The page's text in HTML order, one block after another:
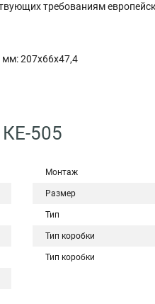
требованиям
207х66х47,4
КЕ-505
Монтаж
Размер
Тип
Тип коробки
Тип коробки